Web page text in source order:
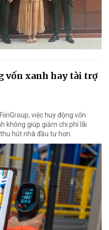
vốn xanh hay tài trợ
việc huy động vốn
không giúp giảm chi phí lãi
hút nhà đầu tư hơn.